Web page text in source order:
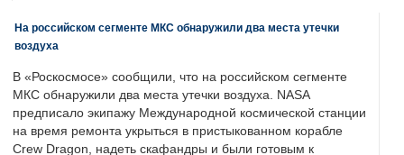
На российском сегменте МКС обнаружили два места утечки
воздуха
В «Роскосмосе» сообщили, что на российском сегменте
МКС обнаружили два места утечки воздуха. NASA
предписало экипажу Международной космической станции
на время ремонта укрыться в пристыкованном корабле
Crew Dragon, надеть скафандры и были готовым к